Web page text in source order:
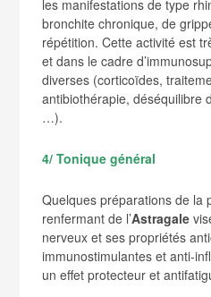
les manifestations de type
bronchite chronique, de
répétition. Cette activité est
et dans le cadre
diverses (corticoïdes,
antibiothérapie, déséquilibre
…).
4/ Tonique général
Quelques préparations de la
renfermant de l’Astragale
nerveux et ses propriétés
immunostimulantes et anti-
un effet protecteur et